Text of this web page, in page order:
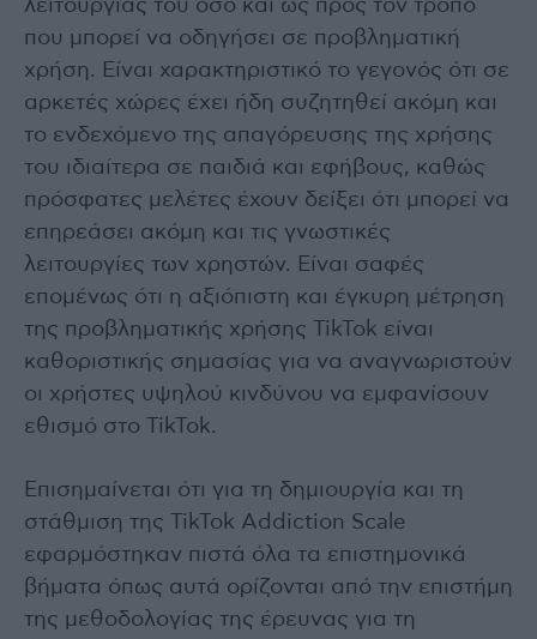
λειτουργίας του όσο και ως προς τον τρόπο
που μπορεί να οδηγήσει σε προβληματική
χρήση. Είναι χαρακτηριστικό το γεγονός ότι σε
αρκετές χώρες έχει ήδη συζητηθεί ακόμη και
το ενδεχόμενο της απαγόρευσης της χρήσης
του ιδιαίτερα σε παιδιά και εφήβους, καθώς
πρόσφατες μελέτες έχουν δείξει ότι μπορεί να
επηρεάσει ακόμη και τις γνωστικές
λειτουργίες των χρηστών. Είναι σαφές
επομένως ότι η αξιόπιστη και έγκυρη μέτρηση
της προβληματικής χρήσης TikTok είναι
καθοριστικής σημασίας για να αναγνωριστούν
οι χρήστες υψηλού κινδύνου να εμφανίσουν
εθισμό στο TikTok.
Επισημαίνεται ότι για τη δημιουργία και τη
στάθμιση της TikTok Addiction Scale
εφαρμόστηκαν πιστά όλα τα επιστημονικά
βήματα όπως αυτά ορίζονται από την επιστήμη
της μεθοδολογίας της έρευνας για τη